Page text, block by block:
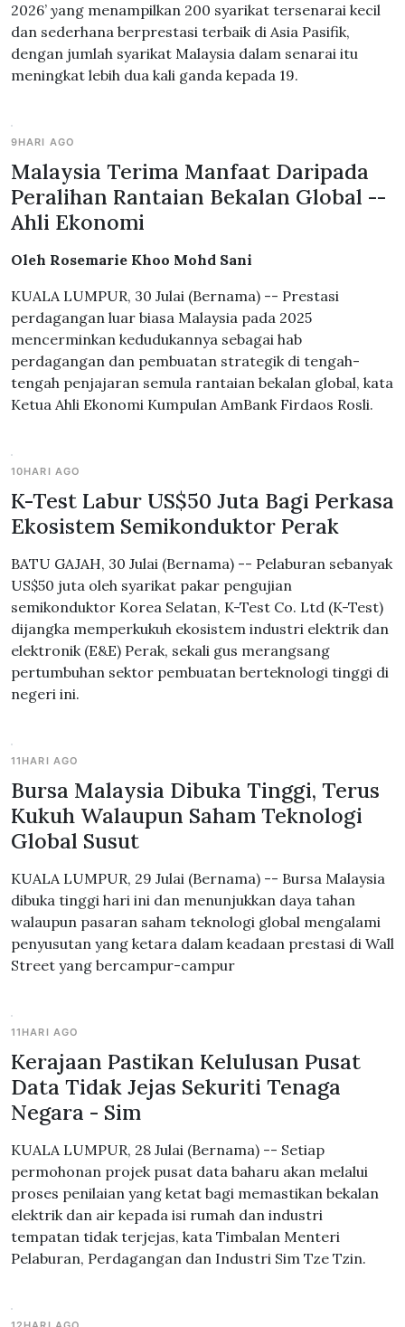
2026’ yang menampilkan 200 syarikat tersenarai kecil
dan sederhana berprestasi terbaik di Asia Pasifik,
dengan jumlah syarikat Malaysia dalam senarai itu
meningkat lebih dua kali ganda kepada 19.
9HARI AGO
Malaysia Terima Manfaat Daripada
Peralihan Rantaian Bekalan Global --
Ahli Ekonomi
Oleh Rosemarie Khoo Mohd Sani
KUALA LUMPUR, 30 Julai (Bernama) -- Prestasi
perdagangan luar biasa Malaysia pada 2025
mencerminkan kedudukannya sebagai hab
perdagangan dan pembuatan strategik di tengah-
tengah penjajaran semula rantaian bekalan global, kata
Ketua Ahli Ekonomi Kumpulan AmBank Firdaos Rosli.
10HARI AGO
K-Test Labur US$50 Juta Bagi Perkasa
Ekosistem Semikonduktor Perak
BATU GAJAH, 30 Julai (Bernama) -- Pelaburan sebanyak
US$50 juta oleh syarikat pakar pengujian
semikonduktor Korea Selatan, K-Test Co. Ltd (K-Test)
dijangka memperkukuh ekosistem industri elektrik dan
elektronik (E&E) Perak, sekali gus merangsang
pertumbuhan sektor pembuatan berteknologi tinggi di
negeri ini.
11HARI AGO
Bursa Malaysia Dibuka Tinggi, Terus
Kukuh Walaupun Saham Teknologi
Global Susut
KUALA LUMPUR, 29 Julai (Bernama) -- Bursa Malaysia
dibuka tinggi hari ini dan menunjukkan daya tahan
walaupun pasaran saham teknologi global mengalami
penyusutan yang ketara dalam keadaan prestasi di Wall
Street yang bercampur-campur
11HARI AGO
Kerajaan Pastikan Kelulusan Pusat
Data Tidak Jejas Sekuriti Tenaga
Negara - Sim
KUALA LUMPUR, 28 Julai (Bernama) -- Setiap
permohonan projek pusat data baharu akan melalui
proses penilaian yang ketat bagi memastikan bekalan
elektrik dan air kepada isi rumah dan industri
tempatan tidak terjejas, kata Timbalan Menteri
Pelaburan, Perdagangan dan Industri Sim Tze Tzin.